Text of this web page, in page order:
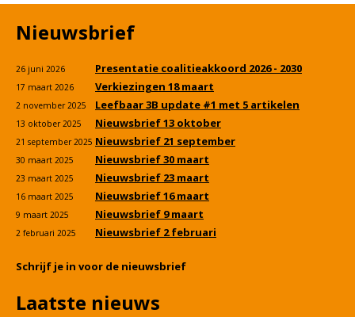
Nieuwsbrief
26 juni 2026 Presentatie coalitieakkoord 2026 - 2030
17 maart 2026 Verkiezingen 18 maart
2 november 2025 Leefbaar 3B update #1 met 5 artikelen
13 oktober 2025 Nieuwsbrief 13 oktober
21 september 2025 Nieuwsbrief 21 september
30 maart 2025 Nieuwsbrief 30 maart
23 maart 2025 Nieuwsbrief 23 maart
16 maart 2025 Nieuwsbrief 16 maart
9 maart 2025 Nieuwsbrief 9 maart
2 februari 2025 Nieuwsbrief 2 februari
Schrijf je in voor de nieuwsbrief
Laatste nieuws